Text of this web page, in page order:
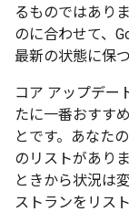
るものではあり
のに合わせて、
最新の状態に保
コア アップデー
たに一番おすす
とです。あなた
のリストがあり
ときから状況は
ストランをリス